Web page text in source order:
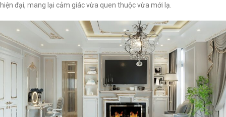
hiện đại, mang lại cảm giác vừa quen thuộc vừa mới lạ.